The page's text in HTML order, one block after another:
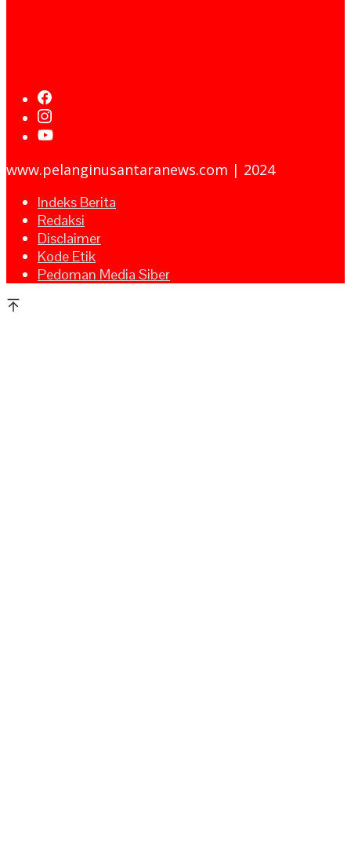
www.pelanginusantaranews.com | 2024
Indeks Berita
Redaksi
Disclaimer
Kode Etik
Pedoman Media Siber